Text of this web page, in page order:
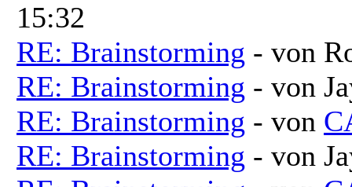
15:32
RE: Brainstorming - von
RE: Brainstorming - von
RE: Brainstorming - von
RE: Brainstorming - von